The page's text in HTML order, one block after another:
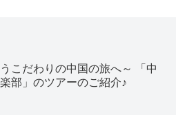
こだわりの中国の旅へ～ 「中
部」のツアーのご紹介♪